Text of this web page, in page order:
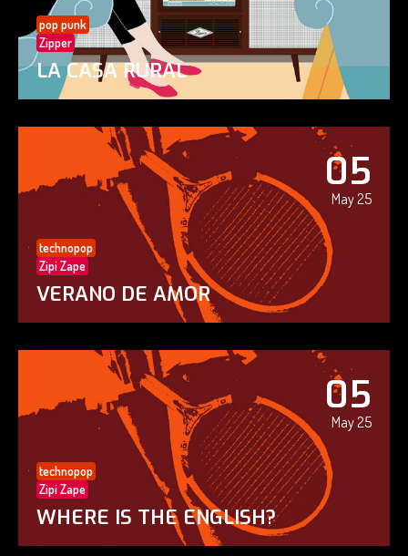
pop punk
Zipper
LA CASA RURAL
05
May 25
technopop
Zipi Zape
VERANO DE AMOR
05
May 25
technopop
Zipi Zape
WHERE IS THE ENGLISH?